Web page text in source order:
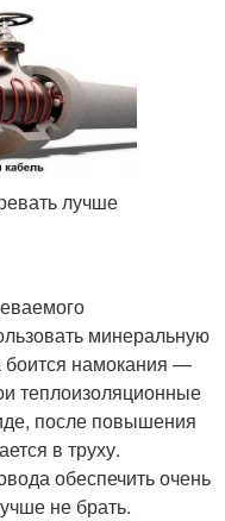
лучше
минеральную
боится намокания —
теплоизоляционные
после повышения
в труху.
обеспечить очень
не брать.